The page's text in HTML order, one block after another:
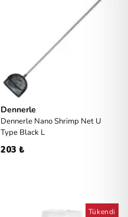
Dennerle
Dennerle Nano Shrimp Net U
Type Black L
203 ₺
Tükendi